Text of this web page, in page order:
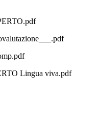
Lingua viva.pdf